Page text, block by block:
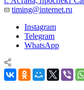
timing@internet.ru
Instagram
Telegram
WhatsApp